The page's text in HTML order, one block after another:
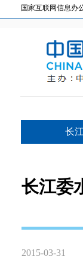
国家互联网信息办
长江
长江委
2015-03-31